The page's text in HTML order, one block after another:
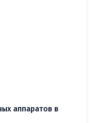
аппаратов в